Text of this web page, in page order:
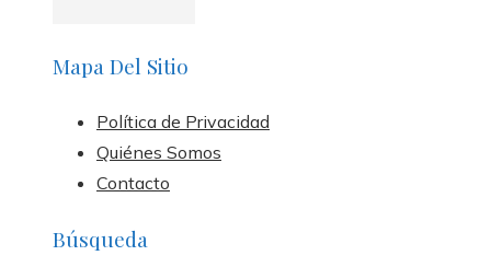
Mapa Del Sitio
Política de Privacidad
Quiénes Somos
Contacto
Búsqueda